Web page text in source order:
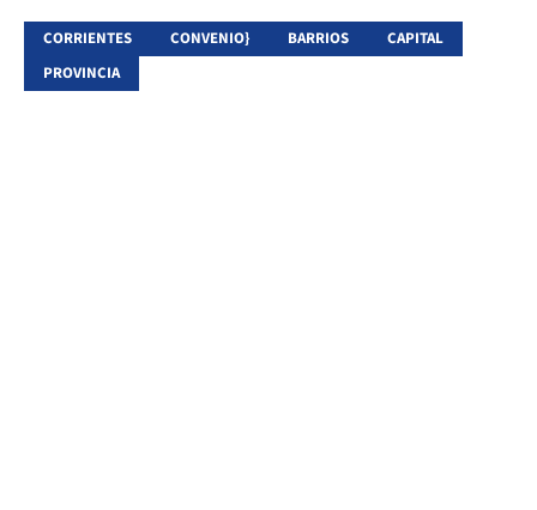
CORRIENTES CONVENIO} BARRIOS
CAPITAL
PROVINCIA